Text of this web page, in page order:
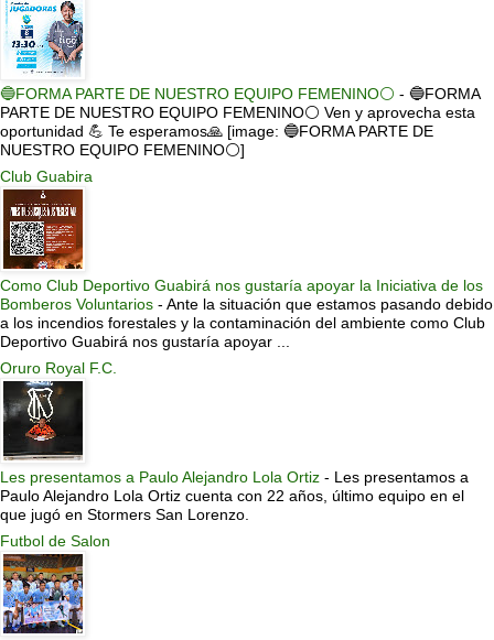
🔵FORMA PARTE DE NUESTRO EQUIPO FEMENINO⚪ - 🔵FORMA
PARTE DE NUESTRO EQUIPO FEMENINO⚪ Ven y aprovecha esta
oportunidad 💪 Te esperamos🙏 [image: 🔵FORMA PARTE DE
NUESTRO EQUIPO FEMENINO⚪]
Club Guabira
Como Club Deportivo Guabirá nos gustaría apoyar la Iniciativa de los
Bomberos Voluntarios - Ante la situación que estamos pasando debido
a los incendios forestales y la contaminación del ambiente como Club
Deportivo Guabirá nos gustaría apoyar ...
Oruro Royal F.C.
Les presentamos a Paulo Alejandro Lola Ortiz - Les presentamos a
Paulo Alejandro Lola Ortiz cuenta con 22 años, último equipo en el
que jugó en Stormers San Lorenzo.
Futbol de Salon